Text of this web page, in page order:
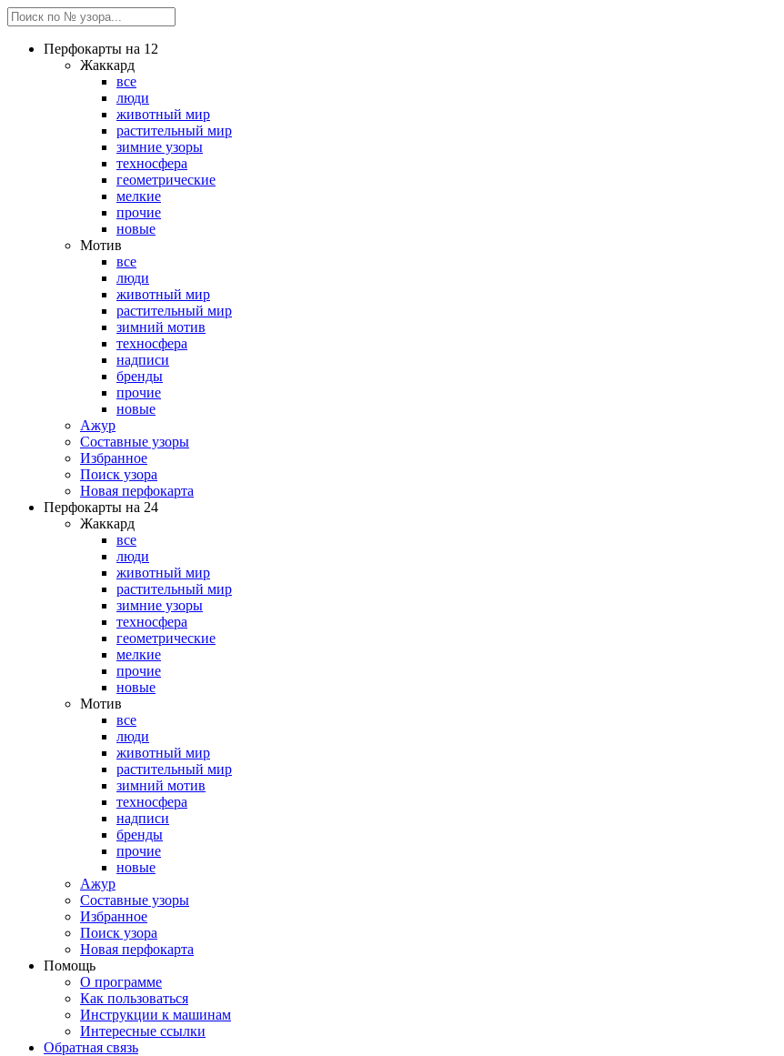
Перфокарты на 12
Жаккард
все
люди
животный мир
растительный мир
зимние узоры
техносфера
геометрические
мелкие
прочие
новые
Мотив
все
люди
животный мир
растительный мир
зимний мотив
техносфера
надписи
бренды
прочие
новые
Ажур
Составные узоры
Избранное
Поиск узора
Новая перфокарта
Перфокарты на 24
Жаккард
все
люди
животный мир
растительный мир
зимние узоры
техносфера
геометрические
мелкие
прочие
новые
Мотив
все
люди
животный мир
растительный мир
зимний мотив
техносфера
надписи
бренды
прочие
новые
Ажур
Составные узоры
Избранное
Поиск узора
Новая перфокарта
Помощь
О программе
Как пользоваться
Инструкции к машинам
Интересные ссылки
Обратная связь